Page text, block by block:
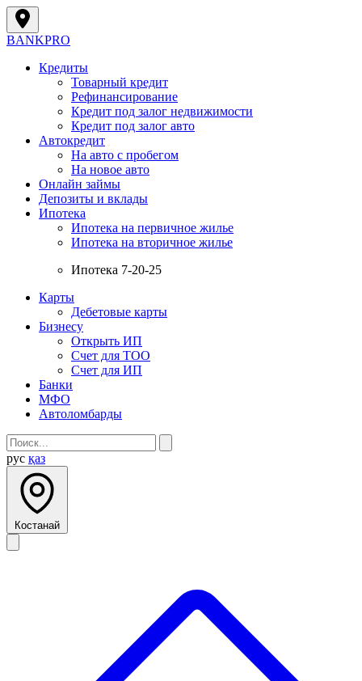
BANKPRO
Кредиты
Товарный кредит
Рефинансирование
Кредит под залог недвижимости
Кредит под залог авто
Автокредит
На авто с пробегом
На новое авто
Онлайн займы
Депозиты и вклады
Ипотека
Ипотека на первичное жилье
Ипотека на вторичное жилье
Ипотека 7-20-25
Карты
Дебетовые карты
Бизнесу
Открыть ИП
Cчет для ТОО
Счет для ИП
Банки
МФО
Автоломбарды
рус қаз
Костанай